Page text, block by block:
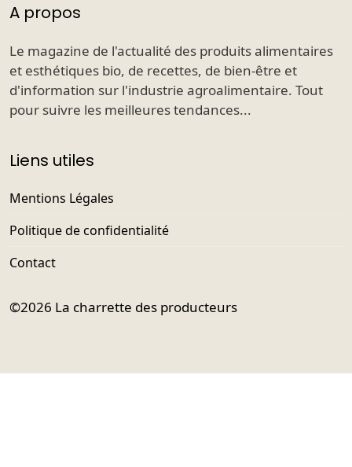
A propos
Le magazine de l'actualité des produits alimentaires
et esthétiques bio, de recettes, de bien-être et
d'information sur l'industrie agroalimentaire. Tout
pour suivre les meilleures tendances...
Liens utiles
Mentions Légales
Politique de confidentialité
Contact
©2026 La charrette des producteurs